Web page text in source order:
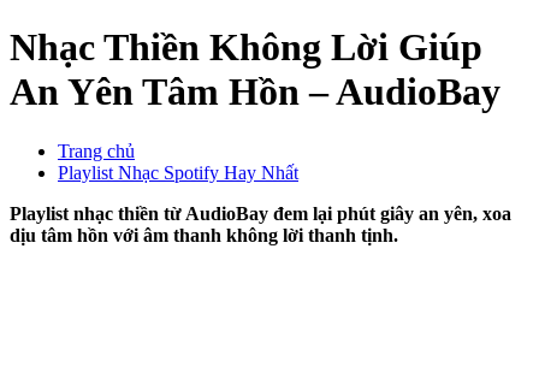
Nhạc Thiền Không Lời Giúp
An Yên Tâm Hồn – AudioBay
Trang chủ
Playlist Nhạc Spotify Hay Nhất
Playlist nhạc thiền từ AudioBay đem lại phút giây an yên, xoa
dịu tâm hồn với âm thanh không lời thanh tịnh.